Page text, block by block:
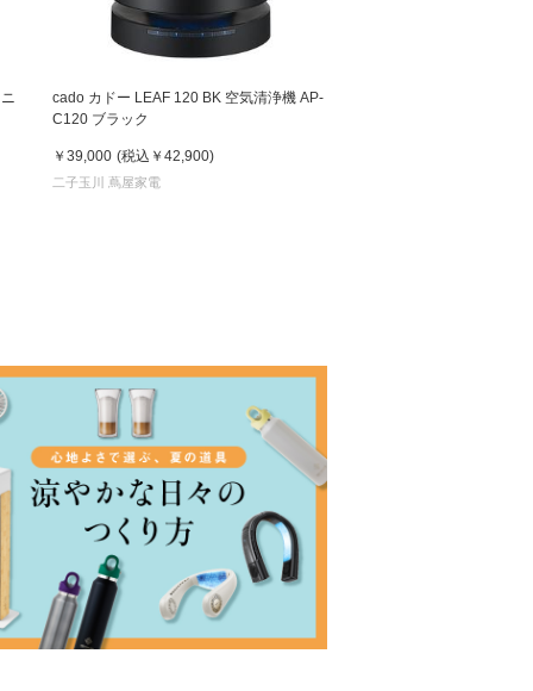
cado カドー LEAF 120 BK 空気清浄機 AP-
C120 ブラック
￥39,000 (税込 ￥42,900)
二子玉川 蔦屋家電